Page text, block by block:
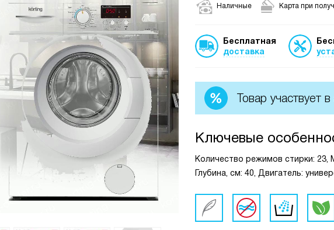
Наличные Карта при
Бесплатная
доставка
Товар участвует
Ключевые
Количество режимов стирки: 23,
Глубина, см: 40, Двигатель: